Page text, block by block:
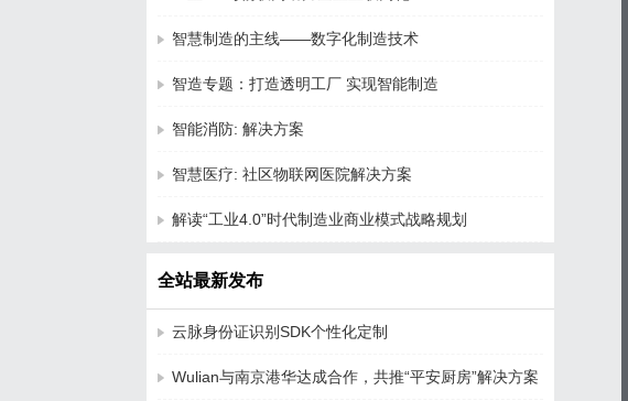
智慧制造的主线——数字化制造技术
智造专题：打造透明工厂 实现智能制造
智能消防: 解决方案
智慧医疗: 社区物联网医院解决方案
解读“工业4.0”时代制造业商业模式战略规划
全站最新发布
云脉身份证识别SDK个性化定制
Wulian与南京港华达成合作，共推“平安厨房”解决方案